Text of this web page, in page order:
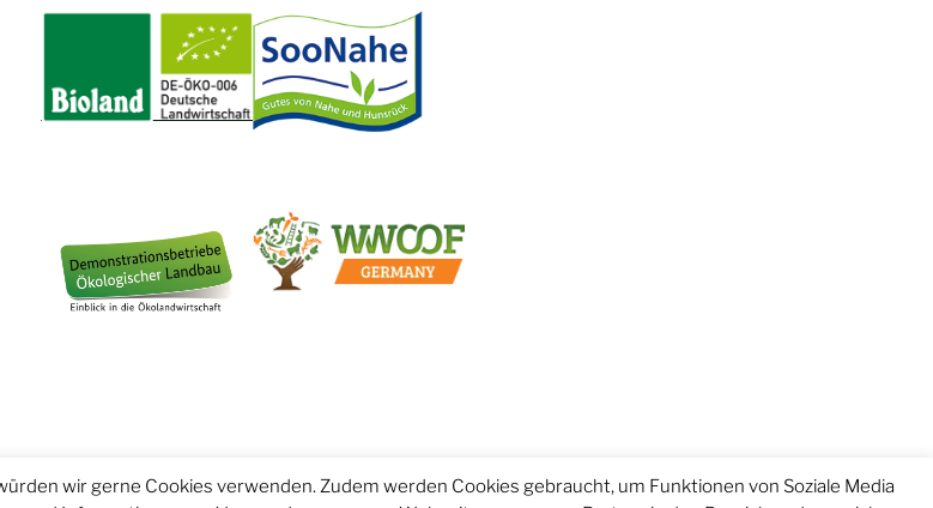
wir gerne Cookies verwenden. Zudem werden Cookies gebraucht, um Funktionen von Soziale Media